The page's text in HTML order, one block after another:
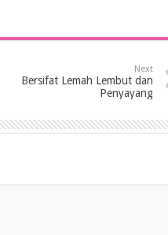
Next
Bersifat Lemah Lembut dan
Penyayang